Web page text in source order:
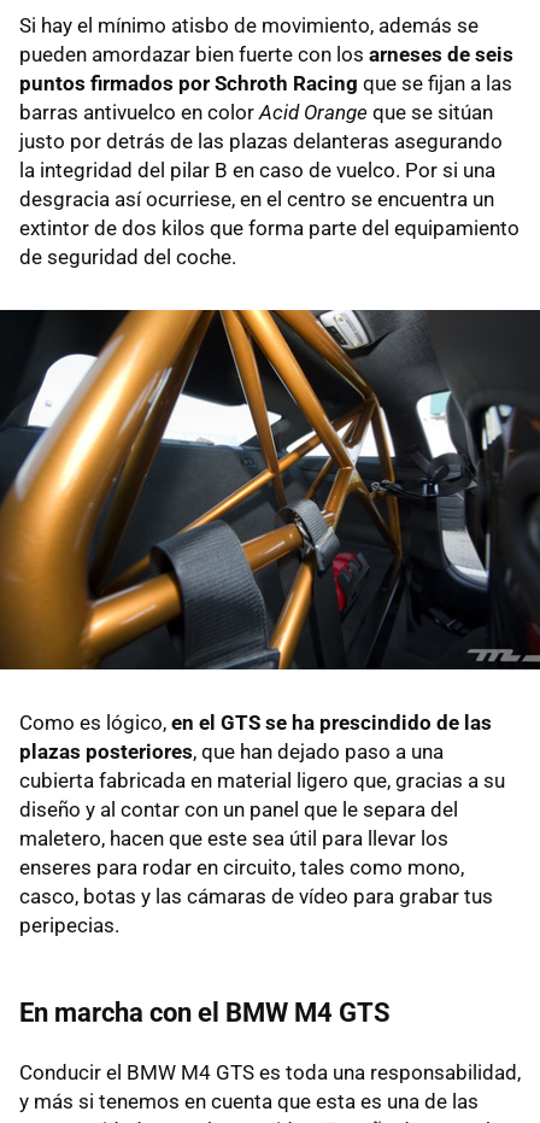
Si hay el mínimo atisbo de movimiento, además se
pueden amordazar bien fuerte con los arneses de seis
puntos firmados por Schroth Racing que se fijan a las
barras antivuelco en color Acid Orange que se sitúan
justo por detrás de las plazas delanteras asegurando
la integridad del pilar B en caso de vuelco. Por si una
desgracia así ocurriese, en el centro se encuentra un
extintor de dos kilos que forma parte del equipamiento
de seguridad del coche.
Como es lógico, en el GTS se ha prescindido de las
plazas posteriores, que han dejado paso a una
cubierta fabricada en material ligero que, gracias a su
diseño y al contar con un panel que le separa del
maletero, hacen que este sea útil para llevar los
enseres para rodar en circuito, tales como mono,
casco, botas y las cámaras de vídeo para grabar tus
peripecias.
En marcha con el BMW M4 GTS
Conducir el BMW M4 GTS es toda una responsabilidad,
y más si tenemos en cuenta que esta es una de las